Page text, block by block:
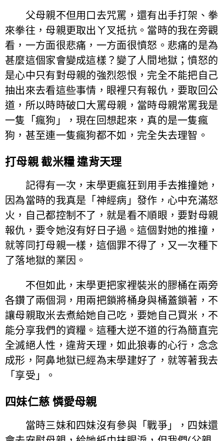
父母親不但用口去咒罵，還有出手打架、拳
來拳往，母親更取出ㄚ叉抵抗。當時的我在旁觀
看，一方面很悲痛，一方面很憤怒。悲痛的是為
甚麼這個家會變成這樣？變了人間地獄；憤怒的
是心中只有對母親的強烈怨恨，完全不能把自己
抽出來去看這些事情，眼裡只有報仇，要取回公
道，所以時時破口大罵母親，當時母親常罵我是
一隻「瘋狗」，現在回想起來，真的是一隻瘋
狗，甚至連一隻瘋狗都不如，完全失去理智。
打母親 截米糧 違背天理
記得有一次，末學更瘋狂到用手去推撞她，
因為當時的我真是「神經病」發作，心中充滿怒
火，自己都控制不了，就是看不順眼，要對母親
報仇，要令她沒有好日子過。這個對她的推撞，
就等同打母親一樣，這個罪不得了，又一次種下
了落地獄的業因。
不但如此，末學更把家裡裝米的膠桶在兩旁
各鑽了兩個洞，用兩把鎖將桶身與桶蓋鎖著，不
讓母親取米去煮給她自己吃，要她自己買米，不
能分享我們的資糧。這種大逆不道的行為簡直完
全滅絕人性，違背天理，如此狼毒的心行，念念
成形，阿鼻地獄已經為末學建好了，就等著我去
「享受」。
四妹仁慈 憐愛母親
當時三妹和四妹沒有參與「戰爭」，四妹還